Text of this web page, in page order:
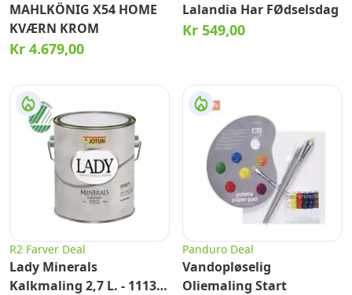
MAHLKÖNIG X54 HOME
KVÆRN KROM
Kr 4.679,00
Lalandia Har FØdselsdag
Kr 549,00
R2 Farver Deal
Lady Minerals
Kalkmaling 2,7 L. - 11130
Panduro Deal
Vandopløselig
Oliemaling Start